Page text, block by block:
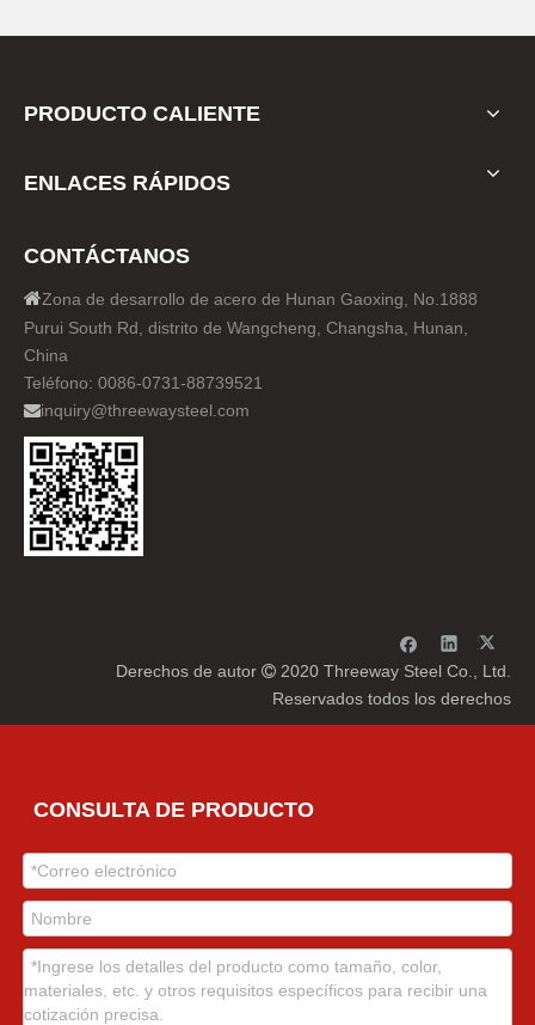
PRODUCTO CALIENTE
ENLACES RÁPIDOS
CONTÁCTANOS
Zona de desarrollo de acero de Hunan Gaoxing, No.1888
Purui South Rd, distrito de Wangcheng, Changsha, Hunan,
China
Teléfono: 0086-0731-88739521
inquiry@threewaysteel.com
Derechos de autor  2020 Threeway Steel Co., Ltd.
Reservados todos los derechos
CONSULTA DE PRODUCTO